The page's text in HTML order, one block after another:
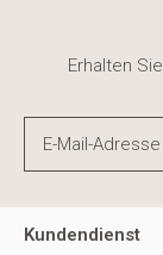
Erhalten
Kundendienst